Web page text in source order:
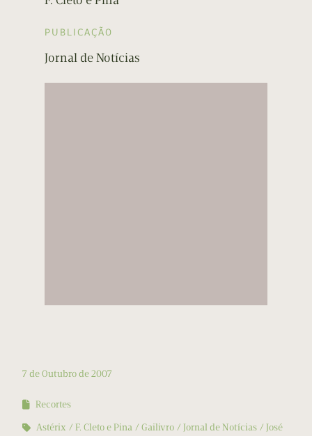
PUBLICAÇÃO
Jornal de Notícias
7 de Outubro de 2007
Recortes
Astérix
F. Cleto e Pina Gailivro Jornal de Notícias
José